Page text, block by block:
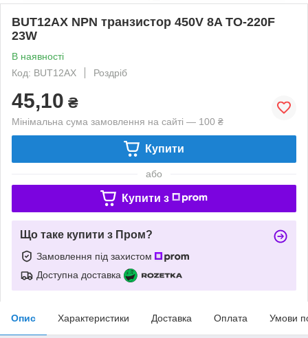
BUT12AX NPN транзистор 450V 8A TO-220F
23W
В наявності
Код: BUT12AX
Роздріб
45,10 ₴
Мінімальна сума замовлення на сайті — 100 ₴
Купити
або
Купити з
Що таке купити з Пром?
Замовлення під захистом
Доступна доставка
Опис Характеристики Доставка Оплата Умови